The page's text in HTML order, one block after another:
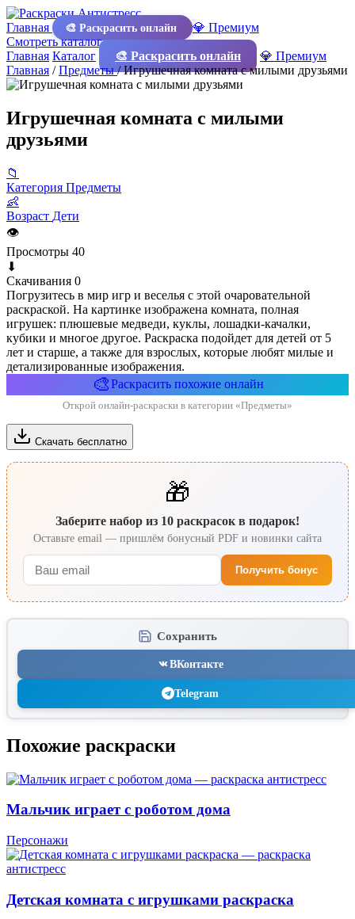
Главная 🎨 Раскрасить онлайн
💎 Премиум
Смотреть каталог
Главная Каталог 🎨 Раскрасить онлайн
💎 Премиум
Главная /Предметы/Игрушечная комната с милыми друзьями
Игрушечная комната с милыми
друзьями
📁
Категория Предметы
👶
Возраст Дети
👁
Просмотры 40
⬇
Скачивания 0
Погрузитесь в мир игр и веселья с этой очаровательной
раскраской. На картинке изображена комната, полная
игрушек: плюшевые медведи, куклы, лошадки-качалки,
кубики и многое другое. Раскраска подойдет для детей от 5
лет и старше, а также для взрослых, которые любят милые и
детализированные изображения.
🎨Раскрасить похожие онлайн
Открой онлайн-раскраски в категории «Предметы»
Скачать бесплатно
🎁
Заберите набор из 10 раскрасок в подарок!
Оставьте email — пришлём бонусный PDF и новинки сайта
Получить бонус
Сохранить
ВКонтакте
Telegram
Похожие раскраски
Мальчик играет с роботом дома
Персонажи
Детская комната с игрушками раскраска